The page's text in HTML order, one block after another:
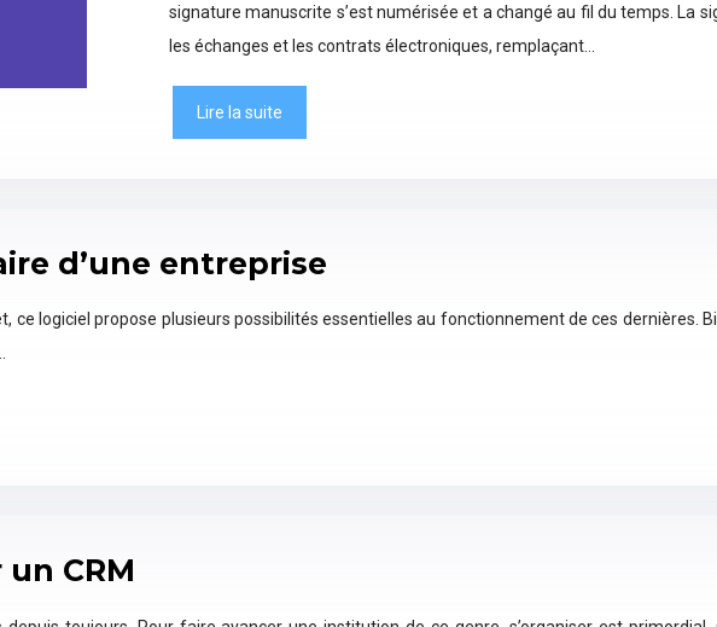
signature manuscrite s’est numérisée et a changé au fil du temps. La
les échanges et les contrats électroniques, remplaçant…
Lire la suite
d’une entreprise
ce logiciel propose plusieurs possibilités essentielles au fonctionnement de ces dernières.
CRM